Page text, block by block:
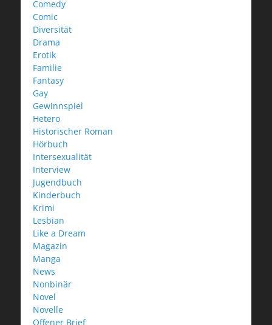
Comedy
Comic
Diversität
Drama
Erotik
Familie
Fantasy
Gay
Gewinnspiel
Hetero
Historischer Roman
Hörbuch
Intersexualität
Interview
Jugendbuch
Kinderbuch
Krimi
Lesbian
Like a Dream
Magazin
Manga
News
Nonbinär
Novel
Novelle
Offener Brief